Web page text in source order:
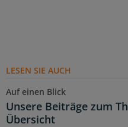
LESEN SIE AUCH
Auf einen Blick
Unsere Beiträge zum
Übersicht